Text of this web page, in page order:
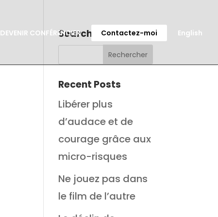
DEVENIR CONFÉRENCIER Contactez-moi English
Search
Recent Posts
Libérer plus
d’audace et de
courage grâce aux
micro-risques
Ne jouez pas dans
le film de l’autre